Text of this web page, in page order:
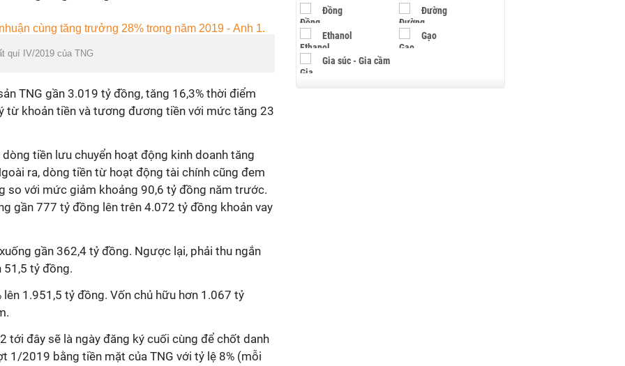
quí IV/2019 của TNG
TNG gần 3.019 tỷ đồng, tăng 16,3% thời điểm
từ khoản tiền và tương đương tiền với mức tăng 23
tiền lưu chuyển hoạt động kinh doanh tăng
ra, dòng tiền từ hoạt động tài chính cũng đem
so với mức giảm khoảng 90,6 tỷ đồng năm trước.
gần 777 tỷ đồng lên trên 4.072 tỷ đồng khoản vay
gần 362,4 tỷ đồng. Ngược lại, phải thu ngắn
51,5 tỷ đồng.
1.951,5 tỷ đồng. Vốn chủ hữu hơn 1.067 tỷ
tới đây sẽ là ngày đăng ký cuối cùng để chốt danh
1/2019 bằng tiền mặt của TNG với tỷ lệ 8% (mỗi
Đồng Đường
Ethanol Gạo
Gia súc - Gia cầm